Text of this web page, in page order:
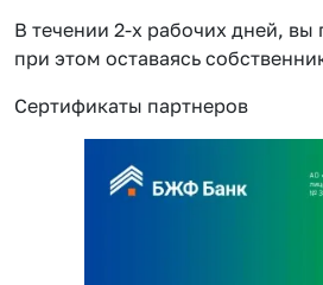
В течении 2-х рабочих дней, вы
при этом оставаясь
Сертификаты партнеров